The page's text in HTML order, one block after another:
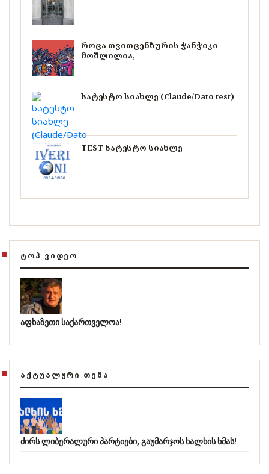
როცა თვითცენზურის ჭანჭიკი
მოშლილია,
სატესტო სიახლე (Claude/Dato test)
TEST სატესტო სიახლე
ᲢᲝᲞ ᲕᲘᲓᲔᲝ
აფხაზეთი საქართველოა!
ᲐᲥᲢᲣᲐᲚᲣᲠᲘ ᲗᲔᲛᲐ
ძირს ლიბერალური პარტიები, გაუმარჯოს ხალხის ხმას!